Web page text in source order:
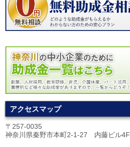
アクセスマップ
〒257-0035
神奈川県秦野市本町2-1-27 内藤ビル4F